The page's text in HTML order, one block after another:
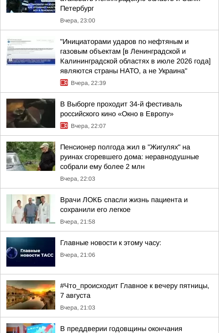
Петербург
Вчера, 23:00
"Инициаторами ударов по нефтяным и
газовым объектам [в Ленинградской и
Калининградской областях в июле 2026 года]
являются страны НАТО, а не Украина"
Вчера, 22:39
В Выборге проходит 34-й фестиваль
российского кино «Окно в Европу»
Вчера, 22:07
Пенсионер полгода жил в "Жигулях" на
руинах сгоревшего дома: неравнодушные
собрали ему более 2 млн
Вчера, 22:03
Врачи ЛОКБ спасли жизнь пациента и
сохранили его легкое
Вчера, 21:58
Главные новости к этому часу:
Вчера, 21:06
#Что_происходит Главное к вечеру пятницы,
7 августа
Вчера, 21:03
В преддверии годовщины окончания